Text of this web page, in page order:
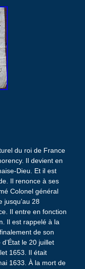
du roi de France
Il devient en
Dieu. Et il est
Il renonce à ses
Colonel général
jusqu’au 28
Il entre en fonction
Il est rappelé à la
de son
le 20 juillet
1653. Il était
1633. À la mort de